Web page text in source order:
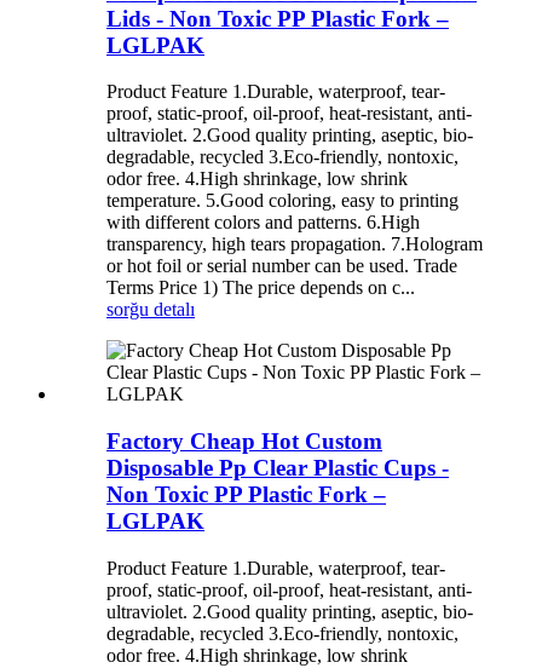
Lids - Non Toxic PP Plastic Fork –
LGLPAK
Product Feature 1.Durable, waterproof, tear-
proof, static-proof, oil-proof, heat-resistant, anti-
ultraviolet. 2.Good quality printing, aseptic, bio-
degradable, recycled 3.Eco-friendly, nontoxic,
odor free. 4.High shrinkage, low shrink
temperature. 5.Good coloring, easy to printing
with different colors and patterns. 6.High
transparency, high tears propagation. 7.Hologram
or hot foil or serial number can be used. Trade
Terms Price 1) The price depends on c...
sorğu detalı
Factory Cheap Hot Custom
Disposable Pp Clear Plastic Cups -
Non Toxic PP Plastic Fork –
LGLPAK
Product Feature 1.Durable, waterproof, tear-
proof, static-proof, oil-proof, heat-resistant, anti-
ultraviolet. 2.Good quality printing, aseptic, bio-
degradable, recycled 3.Eco-friendly, nontoxic,
odor free. 4.High shrinkage, low shrink